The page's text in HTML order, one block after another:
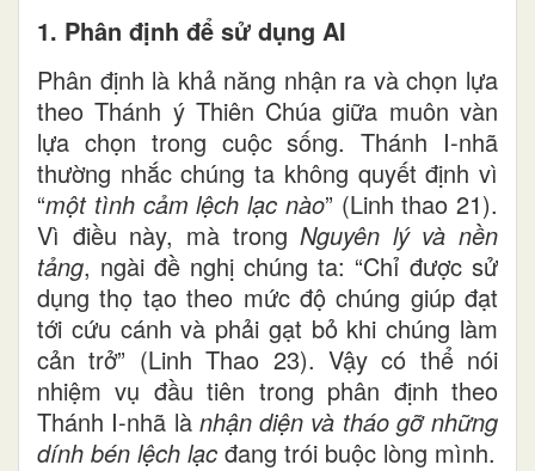
1. Phân định để sử dụng AI
Phân định là khả năng nhận ra và chọn lựa
theo Thánh ý Thiên Chúa giữa muôn vàn
lựa chọn trong cuộc sống. Thánh I-nhã
thường nhắc chúng ta không quyết định vì
“một tình cảm lệch lạc nào” (Linh thao 21).
Vì điều này, mà trongNguyên lý và nền
tảng, ngài đề nghị chúng ta: “Chỉ được sử
dụng thọ tạo theo mức độ chúng giúp đạt
tới cứu cánh và phải gạt bỏ khi chúng làm
cản trở” (Linh Thao 23). Vậy có thể nói
nhiệm vụ đầu tiên trong phân định theo
Thánh I-nhã là nhận diện và tháo gỡ những
dính bén lệch lạc đang trói buộc lòng mình.